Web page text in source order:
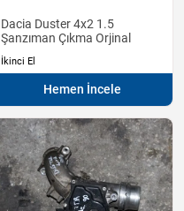
Dacia Duster 4x2 1.5
Şanzıman Çıkma Orjinal
İkinci El
Hemen İncele